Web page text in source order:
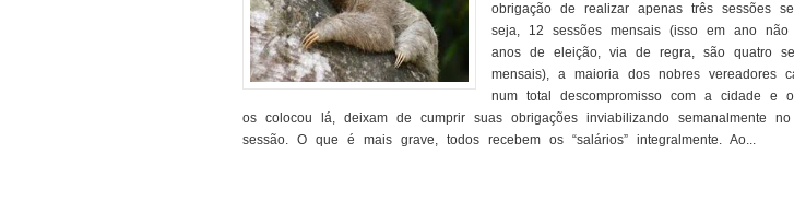
obrigação de realizar apenas três sessões
seja, 12 sessões mensais (isso em ano não
anos de eleição, via de regra, são quatro
mensais), a maioria dos nobres vereadores
num total descompromisso com a cidade e o
os colocou lá, deixam de cumprir suas obrigações inviabilizando semanalmente
sessão. O que é mais grave, todos recebem os “salários” integralmente. Ao...